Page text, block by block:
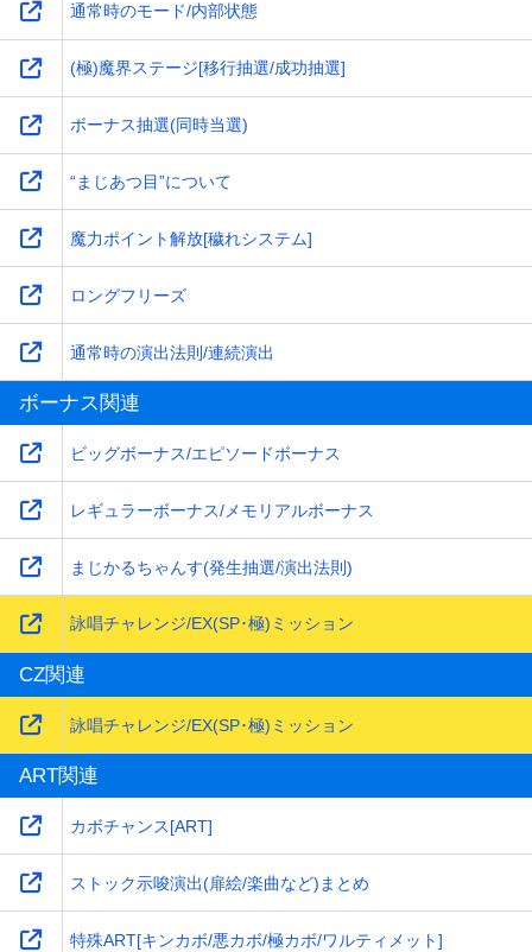
通常時のモード/内部状態
(極)魔界ステージ[移行抽選/成功抽選]
ボーナス抽選(同時当選)
“まじあつ目”について
魔力ポイント解放[穢れシステム]
ロングフリーズ
通常時の演出法則/連続演出
ボーナス関連
ビッグボーナス/エピソードボーナス
レギュラーボーナス/メモリアルボーナス
まじかるちゃんす(発生抽選/演出法則)
詠唱チャレンジ/EX(SP･極)ミッション
CZ関連
詠唱チャレンジ/EX(SP･極)ミッション
ART関連
カボチャンス[ART]
ストック示唆演出(扉絵/楽曲など)まとめ
特殊ART[キンカボ/悪カボ/極カボ/ワルティメット]